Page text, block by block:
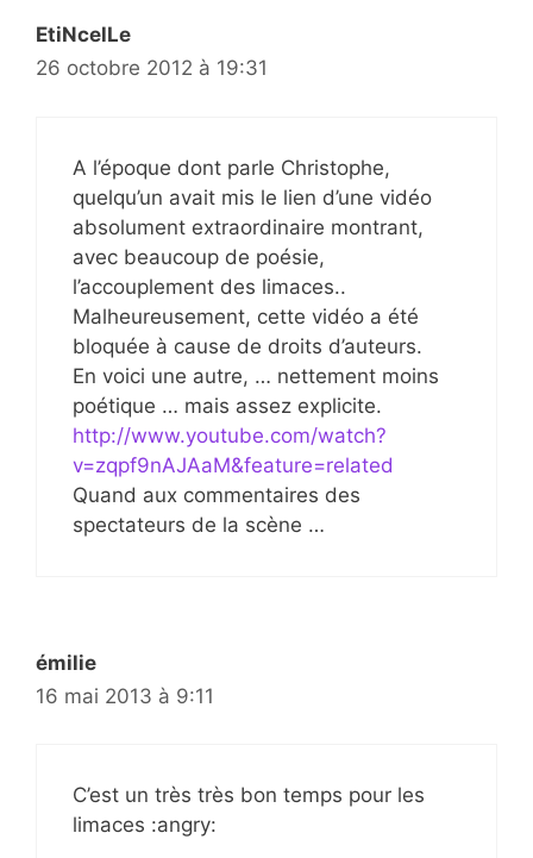
EtiNcelLe
26 octobre 2012 à 19:31
A l’époque dont parle Christophe,
quelqu’un avait mis le lien d’une vidéo
absolument extraordinaire montrant,
avec beaucoup de poésie,
l’accouplement des limaces..
Malheureusement, cette vidéo a été
bloquée à cause de droits d’auteurs.
En voici une autre, … nettement moins
poétique … mais assez explicite.
http://www.youtube.com/watch?
v=zqpf9nAJAaM&feature=related
Quand aux commentaires des
spectateurs de la scène …
émilie
16 mai 2013 à 9:11
C’est un très très bon temps pour les
limaces :angry: